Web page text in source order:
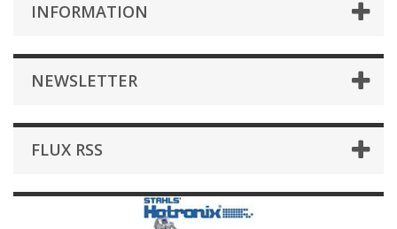
INFORMATION
NEWSLETTER
FLUX RSS